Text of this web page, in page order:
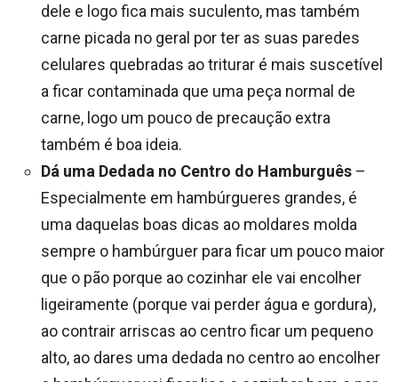
dele e logo fica mais suculento, mas também
carne picada no geral por ter as suas paredes
celulares quebradas ao triturar é mais suscetível
a ficar contaminada que uma peça normal de
carne, logo um pouco de precaução extra
também é boa ideia.
Dá uma Dedada no Centro do Hamburguês –
Especialmente em hambúrgueres grandes, é
uma daquelas boas dicas ao moldares molda
sempre o hambúrguer para ficar um pouco maior
que o pão porque ao cozinhar ele vai encolher
ligeiramente (porque vai perder água e gordura),
ao contrair arriscas ao centro ficar um pequeno
alto, ao dares uma dedada no centro ao encolher